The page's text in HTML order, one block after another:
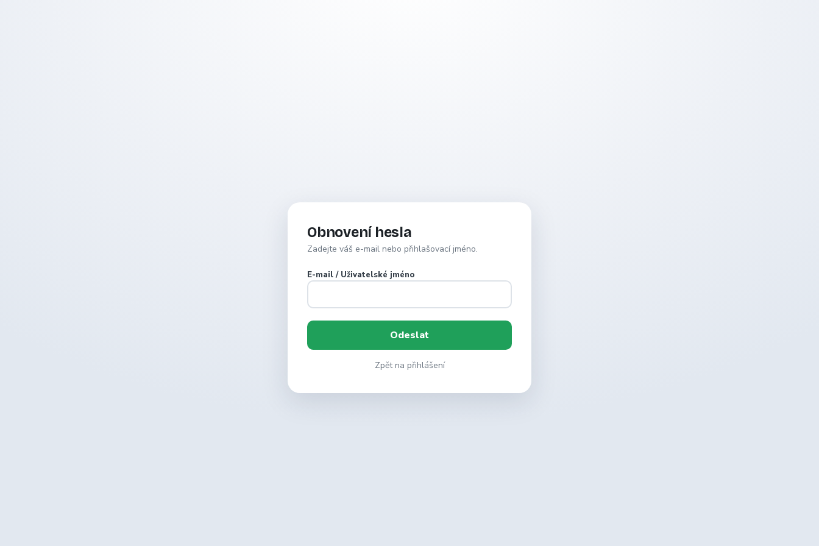
Obnovení hesla
Zadejte váš e-mail nebo přihlašovací jméno.
E-mail / Uživatelské jméno
Zpět na přihlášení